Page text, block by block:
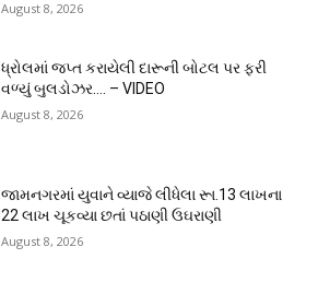
August 8, 2026
ધ્રોલમાં જપ્ત કરાયેલી દારૂની બોટલ પર ફરી
વળ્યું બુલડોઝર…. – VIDEO
August 8, 2026
જામનગરમાં યુવાને વ્યાજે લીધેલા રૂા.13 લાખના
22 લાખ ચૂકવ્યા છતાં પઠાણી ઉઘરાણી
August 8, 2026